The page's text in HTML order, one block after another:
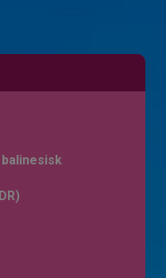
balinesisk